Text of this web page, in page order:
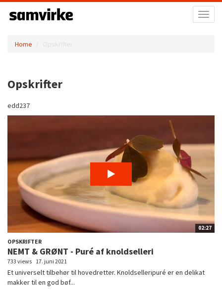
Home Opskrifter
Opskrifter
edd237
02:27
OPSKRIFTER
NEMT & GRØNT - Puré af knoldselleri
733 views 17. juni 2021
Et universelt tilbehør til hovedretter. Knoldselleripuré er en delikat
makker til en god bøf...